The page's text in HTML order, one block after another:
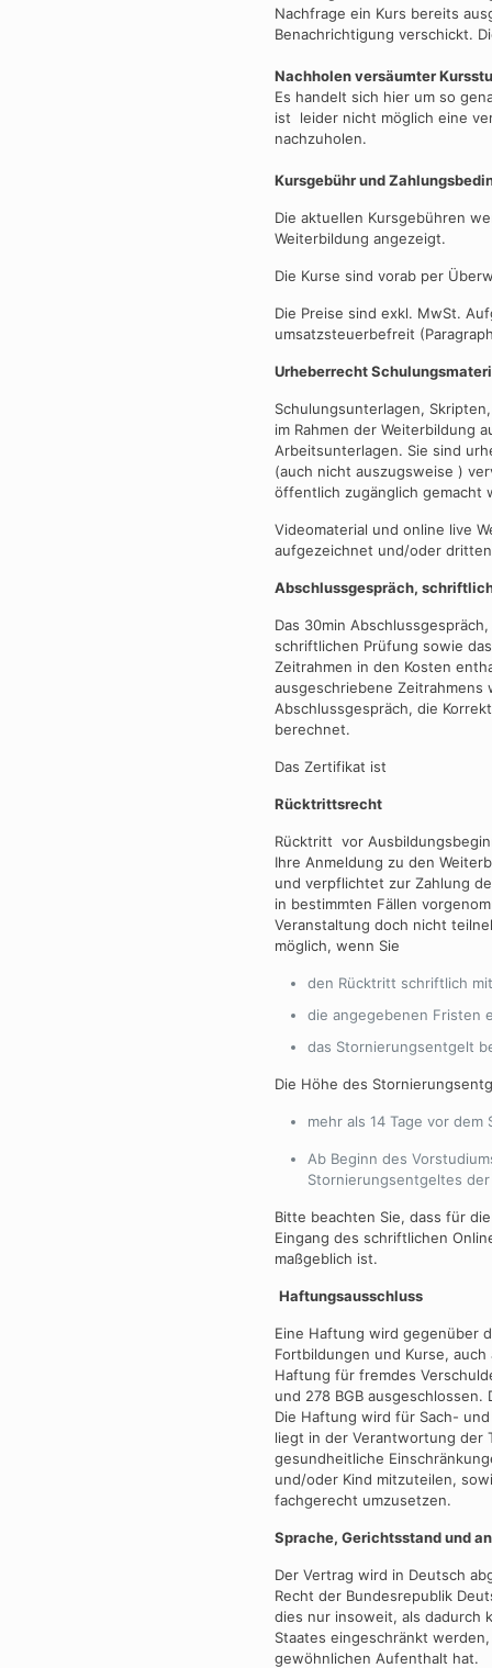
Nachfrage ein Kurs bereits
Benachrichtigung verschickt.
Nachholen versäumter
Es handelt sich hier um so
ist leider nicht möglich eine
nachzuholen.
Kursgebühr und
Die aktuellen Kursgebühren
Weiterbildung angezeigt.
Die Kurse sind vorab per
Die Preise sind exkl. MwSt.
umsatzsteuerbefreit
Urheberrecht
Schulungsunterlagen,
im Rahmen der Weiterbildung
Arbeitsunterlagen. Sie sind
(auch nicht auszugsweise )
öffentlich zugänglich gemacht
Videomaterial und online live
aufgezeichnet und/oder
Abschlussgespräch,
Das 30min
schriftlichen Prüfung sowie
Zeitrahmen in den Kosten
ausgeschriebene
Abschlussgespräch, die
berechnet.
Das Zertifikat ist
Rücktrittsrecht
Rücktritt vor
Ihre Anmeldung zu den
und verpflichtet zur Zahlung
in bestimmten Fällen
Veranstaltung doch nicht
möglich, wenn Sie
den Rücktritt schriftlich
die angegebenen Fristen
das Stornierungsentgelt
Die Höhe des
mehr als 14 Tage vor
Ab Beginn des
Stornierungsentgeltes
Bitte beachten Sie, dass für
Eingang des schriftlichen
maßgeblich ist.
Haftungsausschluss
Eine Haftung wird gegenüber
Fortbildungen und Kurse,
Haftung für fremdes
und 278 BGB
Die Haftung wird für Sach-
liegt in der Verantwortung der
gesundheitliche
und/oder Kind mitzuteilen,
fachgerecht umzusetzen.
Sprache, Gerichtsstand und
Der Vertrag wird in Deutsch
Recht der Bundesrepublik
dies nur insoweit, als dadurch
Staates eingeschränkt
gewöhnlichen Aufenthalt hat.